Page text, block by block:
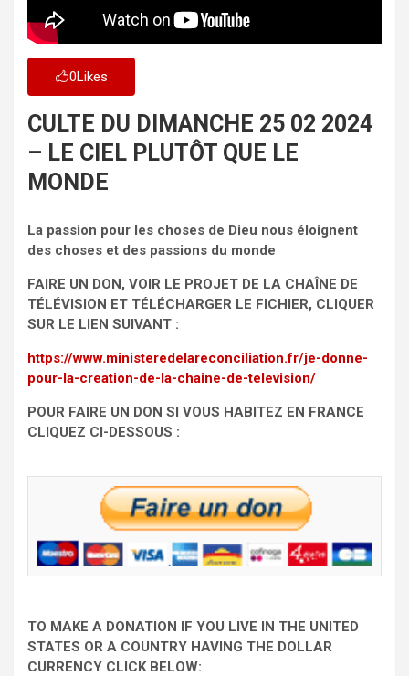
0Likes
CULTE DU DIMANCHE 25 02 2024
– LE CIEL PLUTÔT QUE LE
MONDE
La passion pour les choses de Dieu nous éloignent
des choses et des passions du monde
FAIRE UN DON, VOIR LE PROJET DE LA CHAÎNE DE
TÉLÉVISION ET TÉLÉCHARGER LE FICHIER, CLIQUER
SUR LE LIEN SUIVANT :
https://www.ministeredelareconciliation.fr/je-donne-
pour-la-creation-de-la-chaine-de-television/
POUR FAIRE UN DON SI VOUS HABITEZ EN FRANCE
CLIQUEZ CI-DESSOUS :
TO MAKE A DONATION IF YOU LIVE IN THE UNITED
STATES OR A COUNTRY HAVING THE DOLLAR
CURRENCY CLICK BELOW: